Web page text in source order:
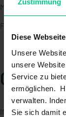
Zustimmung
Diese
Unsere
unsere
Service zu
ermöglichen.
verwalten.
Sie sich damit
Mon. - Thr.: 8:00 am
Fri.: 8 am - 12:00 nn
If you have any